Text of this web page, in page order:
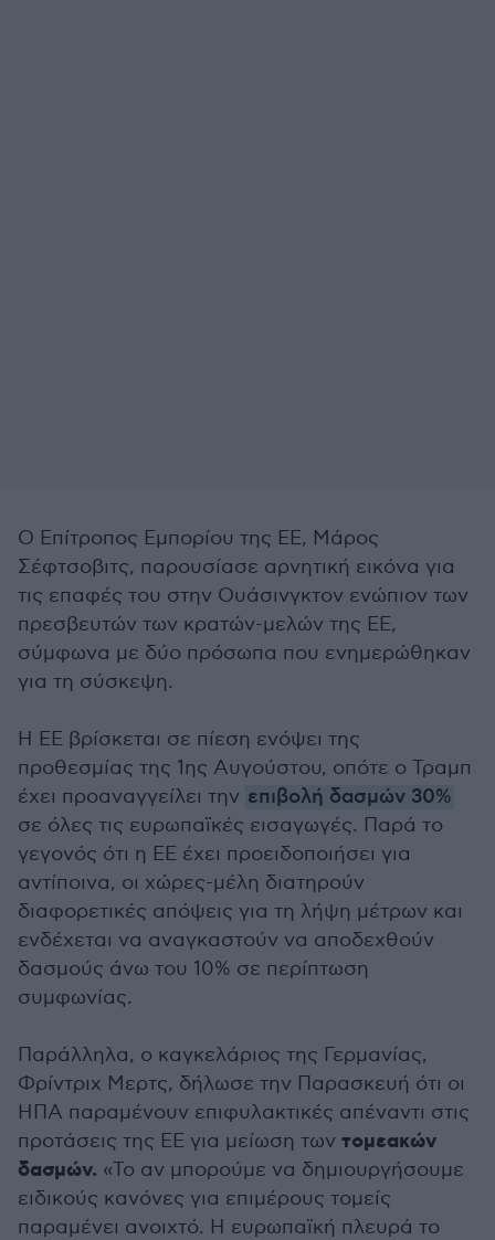
Ο Επίτροπος Εμπορίου της ΕΕ, Μάρος
Σέφτσοβιτς, παρουσίασε αρνητική εικόνα για
τις επαφές του στην Ουάσινγκτον ενώπιον των
πρεσβευτών των κρατών-μελών της ΕΕ,
σύμφωνα με δύο πρόσωπα που ενημερώθηκαν
για τη σύσκεψη.
Η ΕΕ βρίσκεται σε πίεση ενόψει της
προθεσμίας της 1ης Αυγούστου, οπότε ο Τραμπ
έχει προαναγγείλει την επιβολή δασμών 30%
σε όλες τις ευρωπαϊκές εισαγωγές. Παρά το
γεγονός ότι η ΕΕ έχει προειδοποιήσει για
αντίποινα, οι χώρες-μέλη διατηρούν
διαφορετικές απόψεις για τη λήψη μέτρων και
ενδέχεται να αναγκαστούν να αποδεχθούν
δασμούς άνω του 10% σε περίπτωση
συμφωνίας.
Παράλληλα, ο καγκελάριος της Γερμανίας,
Φρίντριχ Μερτς, δήλωσε την Παρασκευή ότι οι
ΗΠΑ παραμένουν επιφυλακτικές απέναντι στις
προτάσεις της ΕΕ για μείωση των τομεακών
δασμών. «Το αν μπορούμε να δημιουργήσουμε
ειδικούς κανόνες για επιμέρους τομείς
παραμένει ανοιχτό. Η ευρωπαϊκή πλευρά το